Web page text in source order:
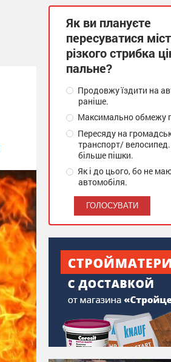
Як ви плануєте
пересуватися
різкого стрибка
пальне?
Продовжу їздити на
раніше.
Максимально обмежу
Пересяду на
транспорт/
більше пішки.
Як і до цього, бо не
автомобіля.